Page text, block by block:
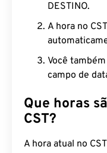
DESTINO.
A hora no
Você
campo de
Que horas
CST?
A hora atual no